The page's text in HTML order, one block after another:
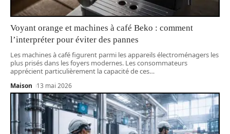
Voyant orange et machines à café Beko : comment
l’interpréter pour éviter des pannes
Les machines à café figurent parmi les appareils électroménagers les
plus prisés dans les foyers modernes. Les consommateurs
apprécient particulièrement la capacité de ces…
Maison 13 mai 2026